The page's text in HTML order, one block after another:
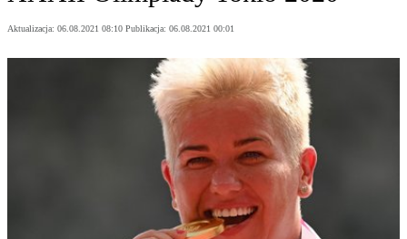
Aktualizacja: 06.08.2021 08:10 Publikacja: 06.08.2021 00:01